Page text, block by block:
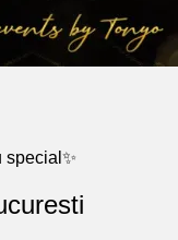
special✨